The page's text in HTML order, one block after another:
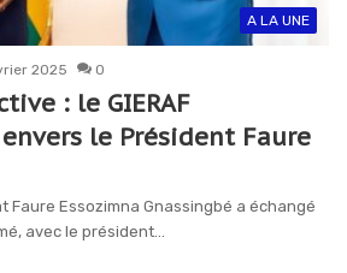
A LA UNE
2025 0
: le GIERAF
le Président Faure
Faure Essozimna Gnassingbé a échangé
avec le président…